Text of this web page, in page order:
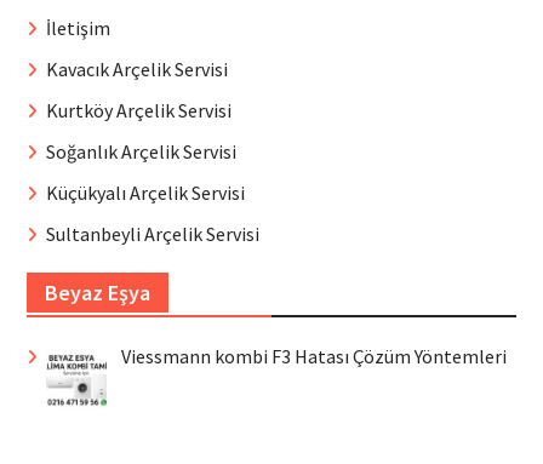
İletişim
Kavacık Arçelik Servisi
Kurtköy Arçelik Servisi
Soğanlık Arçelik Servisi
Küçükyalı Arçelik Servisi
Sultanbeyli Arçelik Servisi
Beyaz Eşya
Viessmann kombi F3 Hatası Çözüm Yöntemleri